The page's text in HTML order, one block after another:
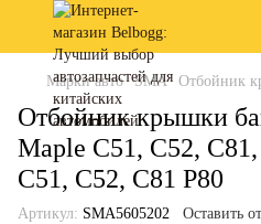
Марки авто SMA Отбойник
Отбойник крышки
Maple C51, C52,
С51, С52, С81 Р80
Артикул: SMA5605202 Оставить